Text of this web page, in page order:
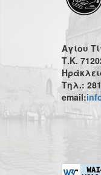
Αγίου
Τ.Κ.
Τηλ.:
email: